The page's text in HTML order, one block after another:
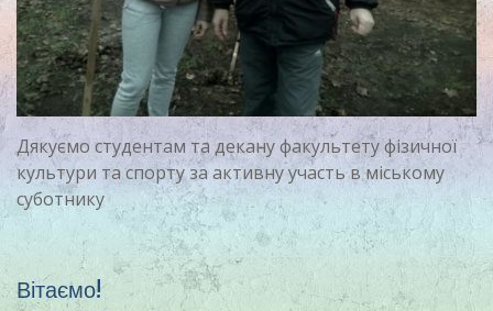
Дякуємо студентам та декану факультету фізичної
культури та спорту за активну участь в міському
суботнику
Вітаємо!